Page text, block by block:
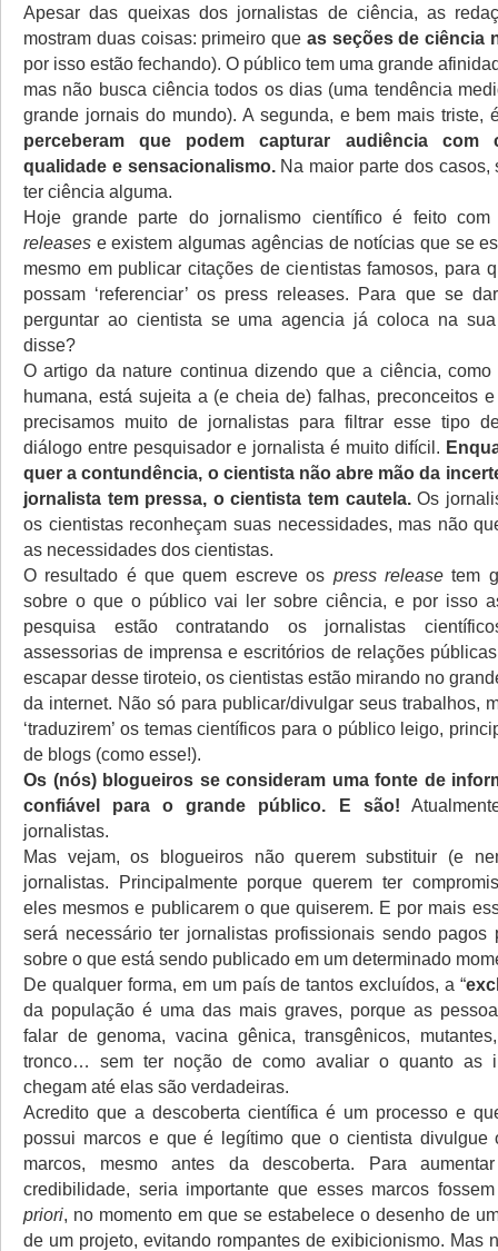
Apesar das queixas dos jornalistas de ciência, as
mostram duas coisas: primeiro que as seções de ciência
por isso estão fechando). O público tem uma grande
mas não busca ciência todos os dias (uma tendência
grande jornais do mundo). A segunda, e bem mais triste,
perceberam que podem capturar audiência com
qualidade e sensacionalismo. Na maior parte dos casos,
ter ciência alguma.
Hoje grande parte do jornalismo científico é feito
releases e existem algumas agências de notícias que se
mesmo em publicar citações de cientistas famosos, para
possam ‘referenciar’ os press releases. Para que se
perguntar ao cientista se uma agencia já coloca na
disse?
O artigo da nature continua dizendo que a ciência, como
humana, está sujeita a (e cheia de) falhas, preconceitos
precisamos muito de jornalistas para filtrar esse tipo
diálogo entre pesquisador e jornalista é muito difícil.
quer a contundência, o cientista não abre mão da
jornalista tem pressa, o cientista tem cautela. Os
os cientistas reconheçam suas necessidades, mas não
as necessidades dos cientistas.
O resultado é que quem escreve os press releasetem
sobre o que o público vai ler sobre ciência, e por isso
pesquisa estão contratando os jornalistas
assessorias de imprensa e escritórios de relações
escapar desse tiroteio, os cientistas estão mirando no
da internet. Não só para publicar/divulgar seus trabalhos,
‘traduzirem’ os temas científicos para o público leigo,
de blogs (como esse!).
Os (nós) blogueiros se consideram uma fonte de
confiável para o grande público. E são!
jornalistas.
Mas vejam, os blogueiros não querem substituir (e
jornalistas. Principalmente porque querem ter
eles mesmos e publicarem o que quiserem. E por mais
será necessário ter jornalistas profissionais sendo pagos
sobre o que está sendo publicado em um determinado
De qualquer forma, em um país de tantos excluídos, a “
da população é uma das mais graves, porque as
falar de genoma, vacina gênica, transgênicos,
tronco… sem ter noção de como avaliar o quanto as
chegam até elas são verdadeiras.
Acredito que a descoberta científica é um processo e
possui marcos e que é legítimo que o cientista divulgue
marcos, mesmo antes da descoberta. Para
credibilidade, seria importante que esses marcos
priori , no momento em que se estabelece o desenho de
de um projeto, evitando rompantes de exibicionismo. Mas